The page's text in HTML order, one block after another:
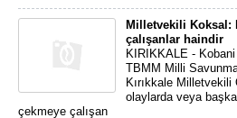
Milletvekili Koksal:
çalışanlar haindir
KIRIKKALE - Kobani
TBMM Milli
Kırıkkale
olaylarda veya
çekmeye çalışan